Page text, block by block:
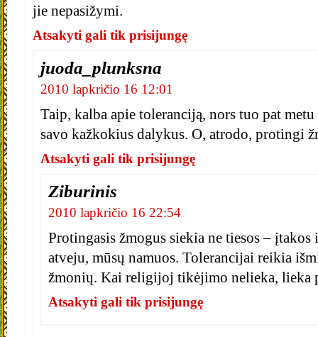
jie nepasižymi.
Atsakyti gali tik prisijungę
juoda_plunksna
2010 lapkričio 16 12:01
Taip, kalba apie toleranciją, nors tuo pat
savo kažkokius dalykus. O, atrodo, protingi
Atsakyti gali tik prisijungę
Ziburinis
2010 lapkričio 16 22:54
Protingasis žmogus siekia ne tiesos –
atveju, mūsų namuos. Tolerancijai reikia
žmonių. Kai religijoj tikėjimo nelieka, lieka
Atsakyti gali tik prisijungę